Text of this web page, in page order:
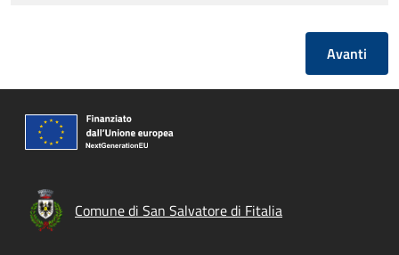
Comune di San Salvatore di Fitalia